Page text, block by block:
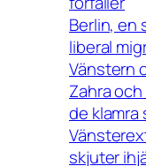
Berlin, en
liberal
Vänstern
Zahra
de klamra
skjuter